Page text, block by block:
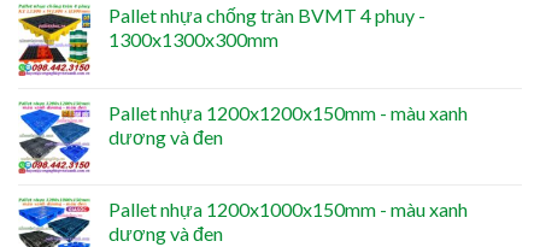
Pallet nhựa chống tràn BVMT 4 phuy -
1300x1300x300mm
Pallet nhựa 1200x1200x150mm - màu xanh
dương và đen
Pallet nhựa 1200x1000x150mm - màu xanh
dương và đen